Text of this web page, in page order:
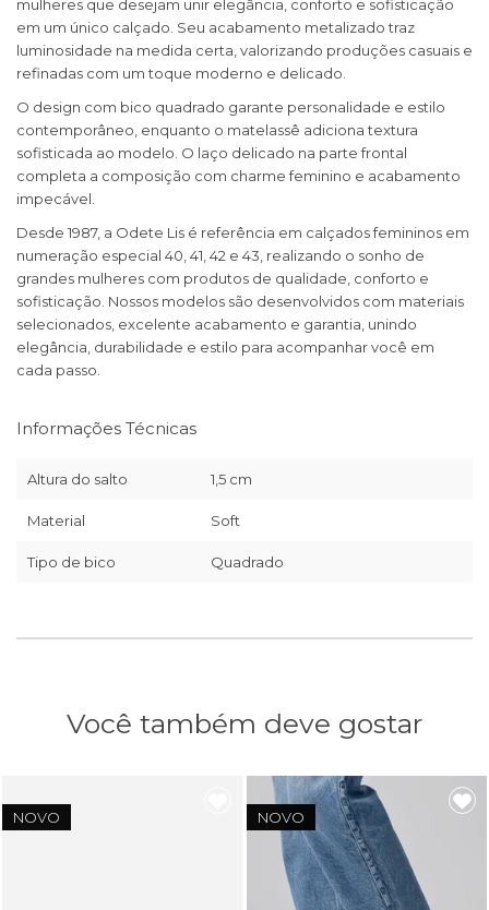
mulheres que desejam unir elegância, conforto e sofisticação
em um único calçado. Seu acabamento metalizado traz
luminosidade na medida certa, valorizando produções casuais e
refinadas com um toque moderno e delicado.
O design com bico quadrado garante personalidade e estilo
contemporâneo, enquanto o matelassê adiciona textura
sofisticada ao modelo. O laço delicado na parte frontal
completa a composição com charme feminino e acabamento
impecável.
Desde 1987, a Odete Lis é referência em calçados femininos em
numeração especial 40, 41, 42 e 43, realizando o sonho de
grandes mulheres com produtos de qualidade, conforto e
sofisticação. Nossos modelos são desenvolvidos com materiais
selecionados, excelente acabamento e garantia, unindo
elegância, durabilidade e estilo para acompanhar você em
cada passo.
Informações Técnicas
Altura do salto 1,5 cm
Material Soft
Tipo de bico Quadrado
Você também deve gostar
NOVO NOVO